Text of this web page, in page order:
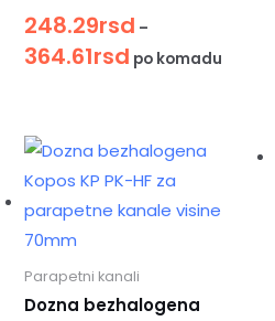
248.29rsd –
364.61rsd po komadu
Parapetni kanali
Dozna bezhalogena